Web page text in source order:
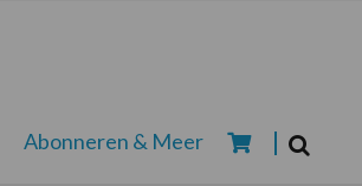
Abonneren & Meer